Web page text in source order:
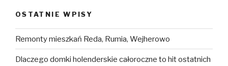
OSTATNIE WPISY
Remonty mieszkań Reda, Rumia, Wejherowo
Dlaczego domki holenderskie całoroczne to hit ostatnich